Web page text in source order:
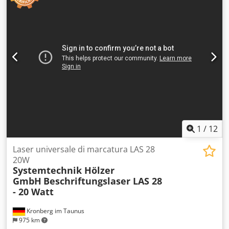
lavoro) - Telaio in profilo di alluminio - Connessione 230V -
CV - Materiale: acciaio SM Dimensioni: Lunghezza x
1 / 12
Kronberg im Taunus
975 km
Laser universale di marcatura LAS 28
20W
Systemtechnik Hölzer
GmbH Beschriftungslaser LAS 28
- 20 Watt